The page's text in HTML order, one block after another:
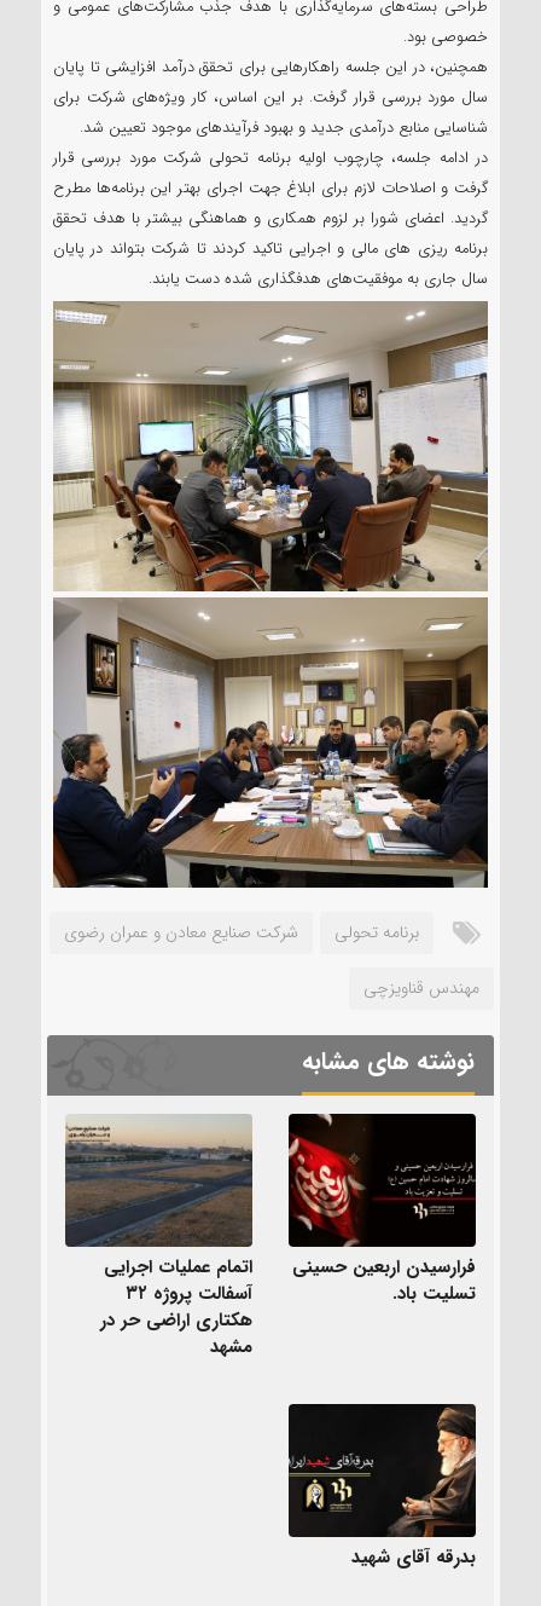
طراحی بسته‌های سرمایه‌گذاری با هدف جذب مشارکت‌های عمومی و
خصوصی بود.
همچنین، در این جلسه راهکارهایی برای تحقق درآمد افزایشی تا پایان
سال مورد بررسی قرار گرفت. بر این اساس، کار ویژه‌های شرکت برای
شناسایی منابع درآمدی جدید و بهبود فرآیندهای موجود تعیین شد.
در ادامه جلسه، چارچوب اولیه برنامه تحولی شرکت مورد بررسی قرار
گرفت و اصلاحات لازم برای ابلاغ جهت اجرای بهتر این برنامه‌ها مطرح
گردید. اعضای شورا بر لزوم همکاری و هماهنگی بیشتر با هدف تحقق
برنامه ریزی های مالی و اجرایی تاکید کردند تا شرکت بتواند در پایان
سال جاری به موفقیت‌های هدفگذاری شده دست یابند.
برنامه تحولی شرکت صنایع معادن و عمران رضوی
مهندس قناویزچی
نوشته های مشابه
فرارسیدن اربعین حسینی
تسلیت باد.
اتمام عملیات اجرایی
آسفالت پروژه ۳۲
هکتاری اراضی حر در
مشهد
بدرقه آقای شهید